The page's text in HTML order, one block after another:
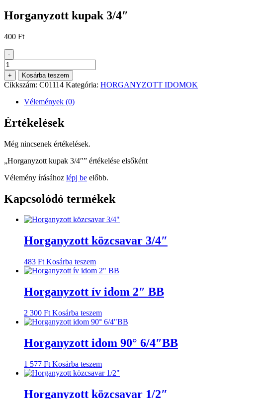
Horganyzott kupak 3/4″
400 Ft
-
Horganyzott
kupak
3/4"
mennyiség
+ Kosárba teszem
Cikkszám: C01114 Kategória: HORGANYZOTT IDOMOK
Vélemények (0)
Értékelések
Még nincsenek értékelések.
„Horganyzott kupak 3/4″” értékelése elsőként
Vélemény írásához lépj be előbb.
Kapcsolódó termékek
Horganyzott közcsavar 3/4″
483 Ft Kosárba teszem
Horganyzott ív idom 2″ BB
2 300 Ft Kosárba teszem
Horganyzott idom 90° 6/4″BB
1 577 Ft Kosárba teszem
Horganyzott közcsavar 1/2″